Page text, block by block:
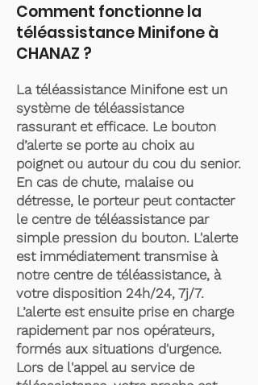
Comment fonctionne la
téléassistance Minifone à
CHANAZ ?
La téléassistance Minifone est un
système de téléassistance
rassurant et efficace. Le bouton
d’alerte se porte au choix au
poignet ou autour du cou du senior.
En cas de chute, malaise ou
détresse, le porteur peut contacter
le centre de téléassistance par
simple pression du bouton. L'alerte
est immédiatement transmise à
notre centre de téléassistance, à
votre disposition 24h/24, 7j/7.
L’alerte est ensuite prise en charge
rapidement par nos opérateurs,
formés aux situations d'urgence.
Lors de l'appel au service de